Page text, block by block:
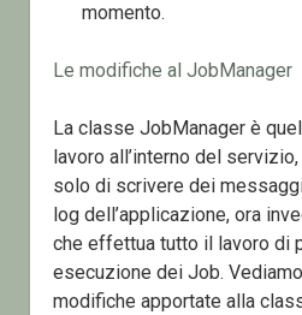
momento.
Le modifiche al JobManager
La classe JobManager è
lavoro all’interno del
solo di scrivere dei
log dell’applicazione, ora
che effettua tutto il lavoro di
esecuzione dei Job.
modifiche apportate alla